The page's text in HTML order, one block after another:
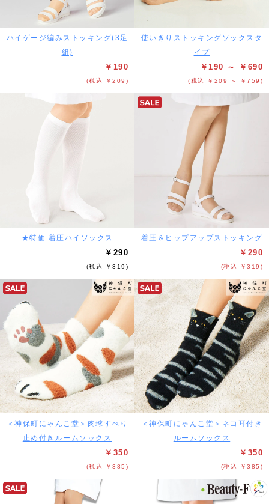
ハイゲージ編みストッキング(3足
組)
￥190
(税込 ￥209)
使いきりストッキングソックスタ
イプ
￥190 ～ ￥690
(税込 ￥209 ～ ￥759)
★特価 着圧ハイソックス
￥290
(税込 ￥319)
着圧＆ヒップアップストッキング
￥290
(税込 ￥319)
＜神保町にゃんこ堂＞肉球すべり
止め付きルームソックス
￥350
(税込 ￥385)
＜神保町にゃんこ堂＞ネコ耳付き
ルームソックス
￥350
(税込 ￥385)